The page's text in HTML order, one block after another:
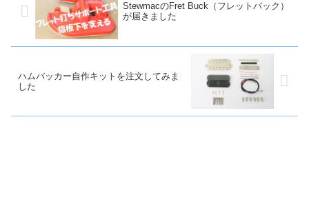
StewmacのFret Buck（フレットバック）
が届きました
ハムバッカー自作キットを注文してみま
した